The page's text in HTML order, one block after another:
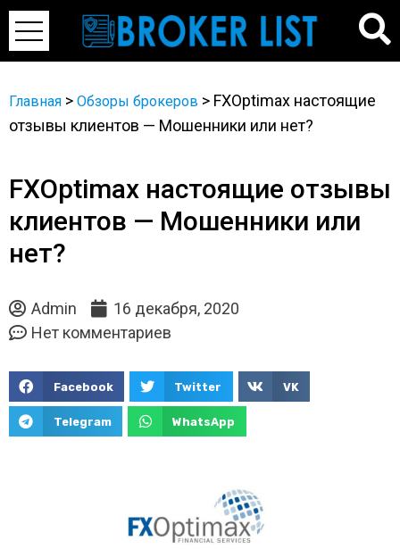
Главная > Обзоры брокеров > FXOptimax настоящие
отзывы клиентов — Мошенники или нет?
FXOptimax настоящие отзывы
клиентов — Мошенники или
нет?
Admin
16 декабря, 2020
Нет комментариев
Facebook Twitter VK
Telegram WhatsApp